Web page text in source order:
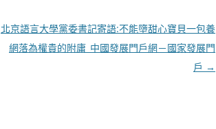
北京語言大學黨委書記寄語:不能墮甜心寶貝一包養
網落為權貴的附庸_中國發展門戶網－國家發展門
戶 →